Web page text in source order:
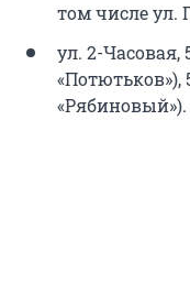
том числе ул.
ул. 2-Часовая,
«Рябиновый»).